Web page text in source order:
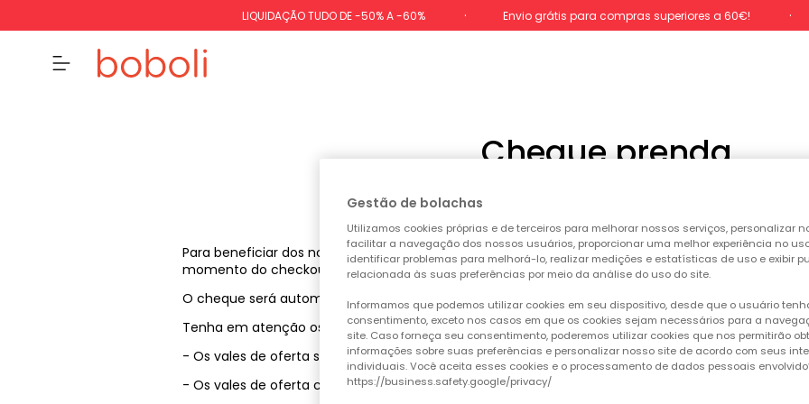
LIQUIDAÇÃO TUDO DE -50% A -60% Envio grátis para compras superiores a 60€!
Cheque prenda
Para beneficiar dos nossos descontos promocionais, deve introduzir o código na caixa"Tem um
momento do checkout e clicar no botão"Aproveite!".
O cheque será automaticamente deduzido do montante total da sua encomenda.
Tenha em atenção os seguintes pontos para utilizar o seu cheque-prenda com sucesso:
- Os vales de oferta são automaticamente deduzidos por ordem de expiração e só é aplicável
- Os vales de oferta com um montante e não com uma percentagem de desconto podem ser
Gestão de bolachas
Utilizamos cookies próprias e de terceiros para melhorar nossos serviços, personalizar
facilitar a navegação dos nossos usuários, proporcionar uma melhor experiência no
identificar problemas para melhorá-lo, realizar medições e estatísticas de uso e exibir
relacionada às suas preferências por meio da análise do uso do site.
Informamos que podemos utilizar cookies em seu dispositivo, desde que o usuário
consentimento, exceto nos casos em que os cookies sejam necessários para a
site. Caso forneça seu consentimento, poderemos utilizar cookies que nos permitirão
informações sobre suas preferências e personalizar nosso site de acordo com seus
individuais. Você aceita esses cookies e o processamento de dados pessoais
https://business.safety.google/privacy/